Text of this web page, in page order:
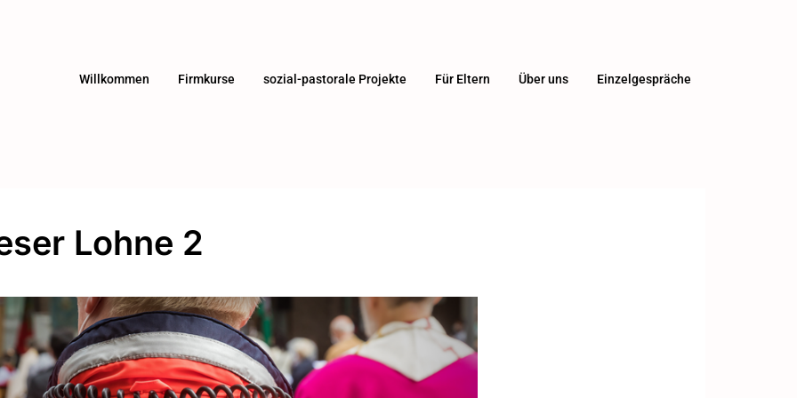
Willkommen Firmkurse sozial-pastorale Projekte Für Eltern Über uns Einzelgespräche
Lohne 2